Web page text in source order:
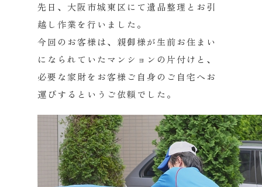
先日、大阪市城東区にて遺品整理とお引
越し作業を行いました。
今回のお客様は、 親御様が生前お住まい
になられていたマンションの片付けと、
必要な家財をお客様ご自身のご自宅へお
運びするというご依頼でし た。